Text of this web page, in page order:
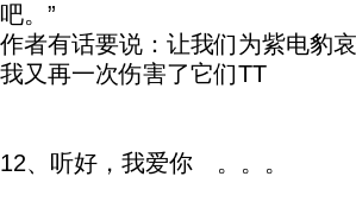
吧。”
作者有话要说：让我们为紫电豹
我又再一次伤害了它们TT
12、听好，我爱你 。。。